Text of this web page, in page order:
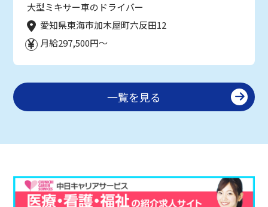
大型ミキサー車のドライバー
愛知県東海市加木屋町六反田12
月給297,500円～
一覧を見る